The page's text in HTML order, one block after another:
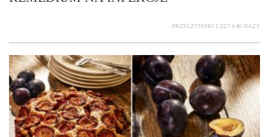
PRZECZYTANO 1 227 640 RAZY